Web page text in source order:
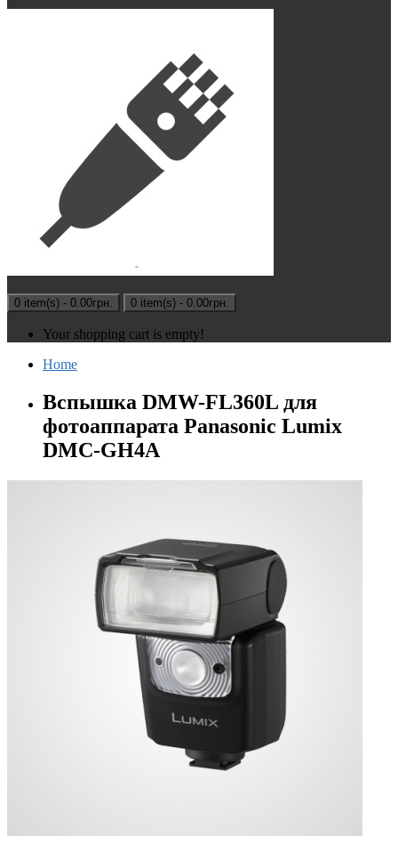
0 item(s) - 0.00грн. 0 item(s) - 0.00грн.
Your shopping cart is empty!
Home
Вспышка DMW-FL360L для
фотоаппарата Panasonic Lumix
DMC-GH4A